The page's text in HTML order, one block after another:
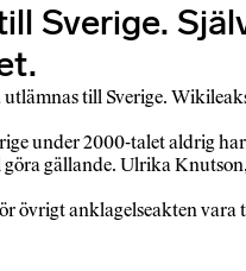
Sverige.
till Sverige.
under 2000-talet aldrig
gällande. Ulrika
övrigt anklagelseakten